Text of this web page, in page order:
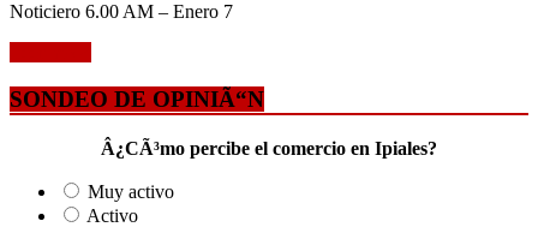
Noticiero 6.00 AM – Enero 7
SONDEO DE OPINIÃ“N
Â¿CÃ³mo percibe el comercio en Ipiales?
Muy activo
Activo